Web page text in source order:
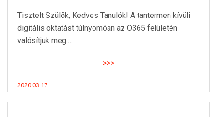
Tisztelt Szülők, Kedves Tanulók! A tantermen kívüli
digitális oktatást túlnyomóan az O365 felületén
valósítjuk meg.…
>>>
2020.03.17.